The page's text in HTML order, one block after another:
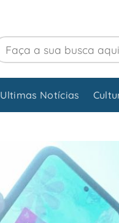
Ultimas Notícias